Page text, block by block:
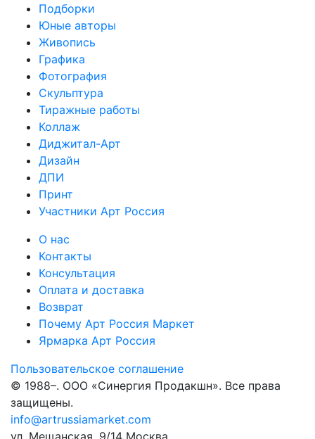
Подборки
Юные авторы
Живопись
Графика
Фотография
Скульптура
Тиражные работы
Коллаж
Диджитал-Арт
Дизайн
ДПИ
Принт
Участники Арт Россия
О нас
Контакты
Консультация
Оплата и доставка
Возврат
Почему Арт Россия Маркет
Ярмарка Арт Россия
Пользовательское соглашение
© 1988–. ООО «Синергия Продакшн». Все права
защищены.
info@artrussiamarket.com